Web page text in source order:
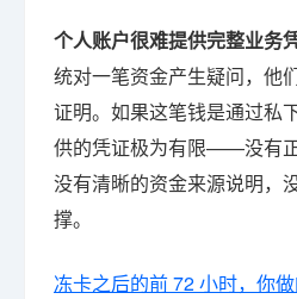
个人账户很难提供完整业务
统对一笔资金产生疑问，他
证明。如果这笔钱是通过私
供的凭证极为有限——没有正
没有清晰的资金来源说明，
撑。
冻卡之后的前 72 小时，你